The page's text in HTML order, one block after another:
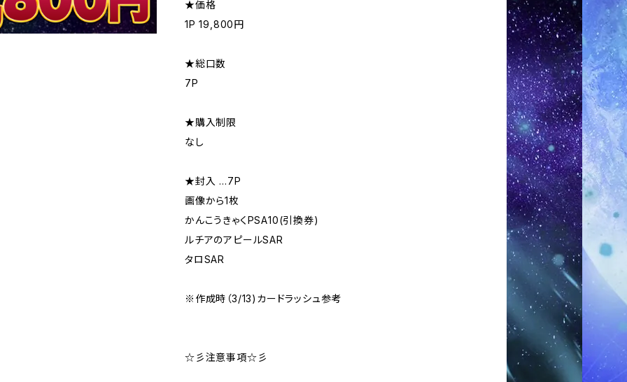
★価格
1P 19,800円
★総口数
7P
★購入制限
なし
★封入 …7P
画像から1枚
かんこうきゃくPSA10(引換券)
ルチアのアピールSAR
タロSAR
※作成時（3/13)カードラッシュ参考
☆彡注意事項☆彡